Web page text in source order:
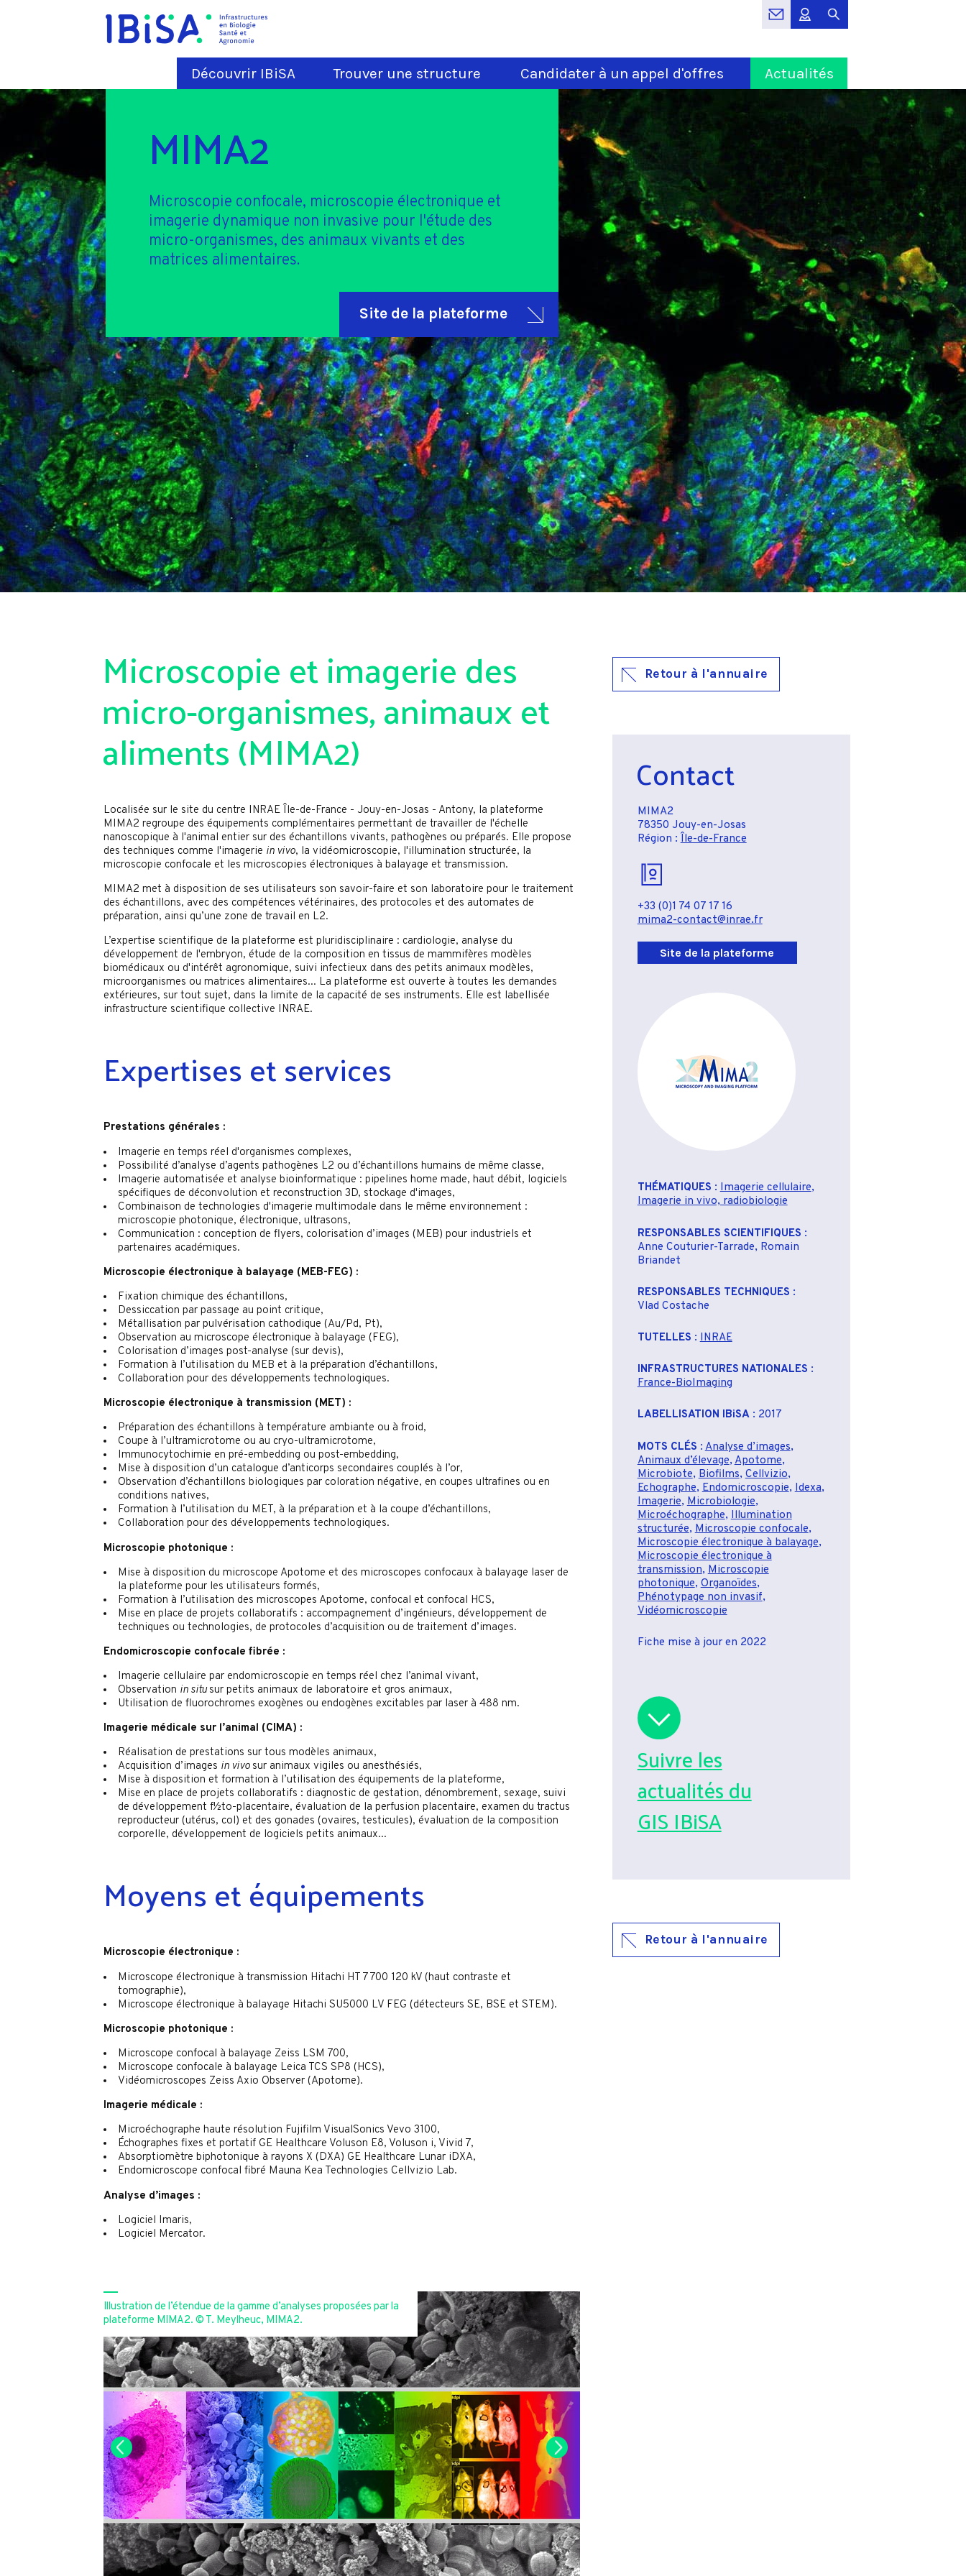
Découvrir IBiSA Trouver une structure Candidater à un appel d'offres Actualités
MIMA2
Microscopie confocale, microscopie électronique et
imagerie dynamique non invasive pour l'étude des
micro-organismes, des animaux vivants et des
matrices alimentaires.
Site de la plateforme
Microscopie et imagerie des
micro-organismes, animaux et
aliments (MIMA2)
Localisée sur le site du centre INRAE Île-de-France - Jouy-en-Josas - Antony, la plateforme
MIMA2 regroupe des équipements complémentaires permettant de travailler de l'échelle
nanoscopique à l'animal entier sur des échantillons vivants, pathogènes ou préparés. Elle propose
des techniques comme l'imagerie in vivo, la vidéomicroscopie, l'illumination structurée, la
microscopie confocale et les microscopies électroniques à balayage et transmission.
MIMA2 met à disposition de ses utilisateurs son savoir-faire et son laboratoire pour le traitement
des échantillons, avec des compétences vétérinaires, des protocoles et des automates de
préparation, ainsi qu’une zone de travail en L2.
L’expertise scientifique de la plateforme est pluridisciplinaire : cardiologie, analyse du
développement de l'embryon, étude de la composition en tissus de mammifères modèles
biomédicaux ou d'intérêt agronomique, suivi infectieux dans des petits animaux modèles,
microorganismes ou matrices alimentaires... La plateforme est ouverte à toutes les demandes
extérieures, sur tout sujet, dans la limite de la capacité de ses instruments. Elle est labellisée
infrastructure scientifique collective INRAE.
Expertises et services
Prestations générales :
Imagerie en temps réel d'organismes complexes,
Possibilité d’analyse d’agents pathogènes L2 ou d’échantillons humains de même classe,
Imagerie automatisée et analyse bioinformatique : pipelines home made, haut débit, logiciels
spécifiques de déconvolution et reconstruction 3D, stockage d'images,
Combinaison de technologies d'imagerie multimodale dans le même environnement :
microscopie photonique, électronique, ultrasons,
Communication : conception de flyers, colorisation d’images (MEB) pour industriels et
partenaires académiques.
Microscopie électronique à balayage (MEB-FEG) :
Fixation chimique des échantillons,
Dessiccation par passage au point critique,
Métallisation par pulvérisation cathodique (Au/Pd, Pt),
Observation au microscope électronique à balayage (FEG),
Colorisation d’images post-analyse (sur devis),
Formation à l’utilisation du MEB et à la préparation d’échantillons,
Collaboration pour des développements technologiques.
Microscopie électronique à transmission (MET) :
Préparation des échantillons à température ambiante ou à froid,
Coupe à l’ultramicrotome ou au cryo-ultramicrotome,
Immunocytochimie en pré-embedding ou post-embedding,
Mise à disposition d’un catalogue d’anticorps secondaires couplés à l’or,
Observation d’échantillons biologiques par coloration négative, en coupes ultrafines ou en
conditions natives,
Formation à l’utilisation du MET, à la préparation et à la coupe d’échantillons,
Collaboration pour des développements technologiques.
Microscopie photonique :
Mise à disposition du microscope Apotome et des microscopes confocaux à balayage laser de
la plateforme pour les utilisateurs formés,
Formation à l’utilisation des microscopes Apotome, confocal et confocal HCS,
Mise en place de projets collaboratifs : accompagnement d’ingénieurs, développement de
techniques ou technologies, de protocoles d’acquisition ou de traitement d’images.
Endomicroscopie confocale fibrée :
Imagerie cellulaire par endomicroscopie en temps réel chez l’animal vivant,
Observation in situsur petits animaux de laboratoire et gros animaux,
Utilisation de fluorochromes exogènes ou endogènes excitables par laser à 488 nm.
Imagerie médicale sur l’animal (CIMA) :
Réalisation de prestations sur tous modèles animaux,
Acquisition d’images in vivo sur animaux vigiles ou anesthésiés,
Mise à disposition et formation à l’utilisation des équipements de la plateforme,
Mise en place de projets collaboratifs : diagnostic de gestation, dénombrement, sexage, suivi
de développement f½to-placentaire, évaluation de la perfusion placentaire, examen du tractus
reproducteur (utérus, col) et des gonades (ovaires, testicules), évaluation de la composition
corporelle, développement de logiciels petits animaux...
Moyens et équipements
Microscopie électronique :
Microscope électronique à transmission Hitachi HT 7700 120 kV (haut contraste et
tomographie),
Microscope électronique à balayage Hitachi SU5000 LV FEG (détecteurs SE, BSE et STEM).
Microscopie photonique :
Microscope confocal à balayage Zeiss LSM 700,
Microscope confocale à balayage Leica TCS SP8 (HCS),
Vidéomicroscopes Zeiss Axio Observer (Apotome).
Imagerie médicale :
Microéchographe haute résolution Fujifilm VisualSonics Vevo 3100,
Échographes fixes et portatif GE Healthcare Voluson E8, Voluson i, Vivid 7,
Absorptiomètre biphotonique à rayons X (DXA) GE Healthcare Lunar iDXA,
Endomicroscope confocal fibré Mauna Kea Technologies Cellvizio Lab.
Analyse d’images :
Logiciel Imaris,
Logiciel Mercator.
Illustration de l’étendue de la gamme d’analyses proposées par la
plateforme MIMA2. © T. Meylheuc, MIMA2.
Retour à l'annuaire
Contact
MIMA2
78350 Jouy-en-Josas
Région :Île-de-France
+33 (0)1 74 07 17 16
mima2-contact@inrae.fr
Site de la plateforme
THÉMATIQUES :Imagerie cellulaire,
Imagerie in vivo, radiobiologie
RESPONSABLES SCIENTIFIQUES :
Anne Couturier-Tarrade, Romain
Briandet
RESPONSABLES TECHNIQUES :
Vlad Costache
TUTELLES :INRAE
INFRASTRUCTURES NATIONALES :
France-BioImaging
LABELLISATION IBiSA: 2017
MOTS CLÉS : Analyse d’images,
Animaux d’élevage, Apotome,
Microbiote, Biofilms, Cellvizio,
Echographe, Endomicroscopie, Idexa,
Imagerie, Microbiologie,
Microéchographe, Illumination
structurée, Microscopie confocale,
Microscopie électronique à balayage,
Microscopie électronique à
transmission, Microscopie
photonique, Organoïdes,
Phénotypage non invasif,
Vidéomicroscopie
Fiche mise à jour en 2022
Suivre les
actualités du
GIS IBiSA
Retour à l'annuaire